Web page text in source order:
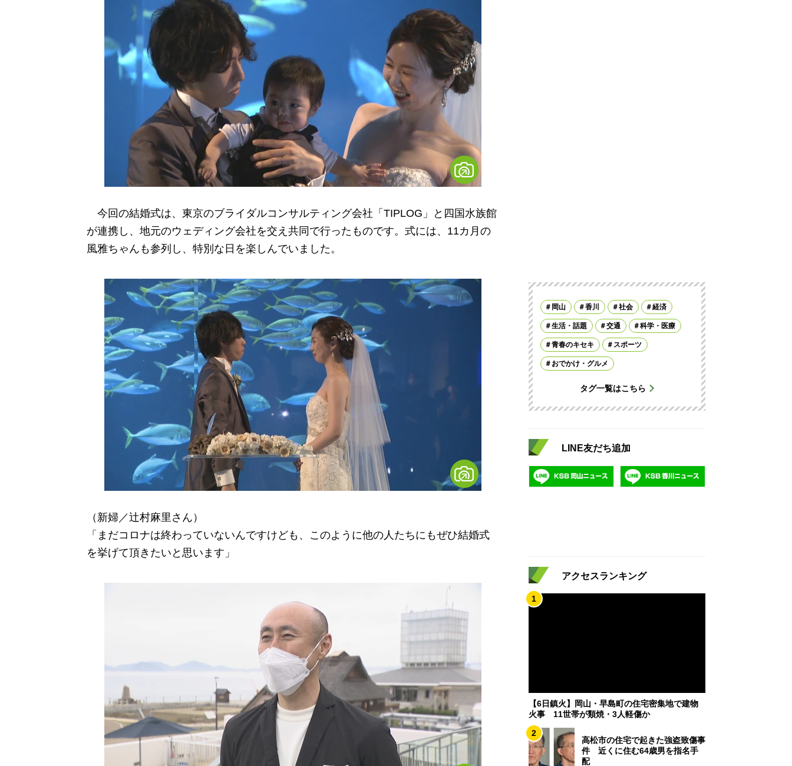
今回の結婚式は、東京のブライダルコンサルティング会社「TIPLOG」と四国水族館
が連携し、地元のウェディング会社を交え共同で行ったものです。式には、11カ月の
風雅ちゃんも参列し、特別な日を楽しんでいました。
（新婦／辻村麻里さん）
「まだコロナは終わっていないんですけども、このように他の人たちにもぜひ結婚式
を挙げて頂きたいと思います」
岡山 香川 社会 経済
生活・話題 交通 科学・医療
青春のキセキ スポーツ
おでかけ・グルメ
タグ一覧はこちら
LINE友だち追加
アクセスランキング
1
【6日鎮火】岡山・早島町の住宅密集地で建物
火事 11世帯が類焼・3人軽傷か
2
高松市の住宅で起きた強盗致傷事
件 近くに住む64歳男を指名手
配